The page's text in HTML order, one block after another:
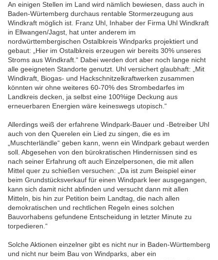
An einigen Stellen im Land wird nämlich bewiesen, dass auch in
Baden-Würtemberg durchaus rentable Stormerzeugung aus
Windkraft möglich ist. Franz Uhl, Inhaber der Firma Uhl Windkraft
in Ellwangen/Jagst, hat unter anderem im
nordwürttembergischen Ostalbkreis Windparks projektiert und
gebaut: „Hier im Ostalbkreis erzeugen wir bereits 30% unseres
Stroms aus Windkraft.“ Dabei werden dort aber noch lange nicht
alle geeigneten Standorte genutzt. Uhl versichert glaubhaft: „Mit
Windkraft, Biogas- und Hackschnitzelkraftwerken zusammen
könnten wir ohne weiteres 60-70% des Strombedarfes im
Landkreis decken, ja selbst eine 100%ige Deckung aus
erneuerbaren Energien wäre keineswegs utopisch.“
Allerdings weiß der erfahrene Windpark-Bauer und -Betreiber Uhl
auch von den Querelen ein Lied zu singen, die es im
„Muschterländle“ geben kann, wenn ein Windpark gebaut werden
soll. Abgesehen von den bürokratischen Hindernissen sind es
nach seiner Erfahrung oft auch Einzelpersonen, die mit allen
Mittel quer zu schießen versuchen: „Da ist zum Beispiel einer
beim Grundstücksverkauf für einen Windpark leer ausgegangen,
kann sich damit nicht abfinden und versucht dann mit allen
Mitteln, bis hin zur Petition beim Landtag, die nach allen
demokratischen und rechtlichen Regeln eines solchen
Bauvorhabens gefundene Entscheidung in letzter Minute zu
torpedieren.“
Solche Aktionen einzelner gibt es nicht nur in Baden-Württemberg
und nicht nur beim Bau von Windparks, aber ein